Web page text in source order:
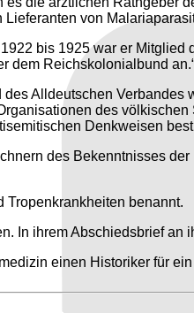
von
bis 1925 war er
dem Reichskolonialbund
Alldeutschen
des
Denkweisen
des Bekenntnisses
Tropenkrankheiten benannt.
In ihrem Abschiedsbrief
einen Historiker für